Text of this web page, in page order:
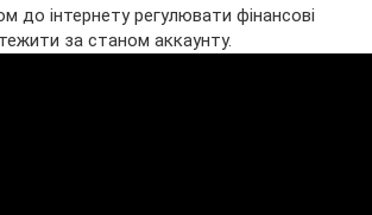
до інтернету регулювати фінансові
за станом аккаунту.